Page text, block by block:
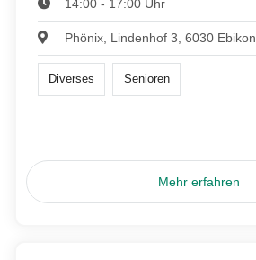
14:00 - 17:00 Uhr
Phönix, Lindenhof 3, 6030 Ebikon
Diverses Senioren
Mehr erfahren